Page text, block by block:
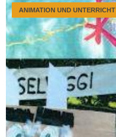
ANIMATION UND UNTERRICHT